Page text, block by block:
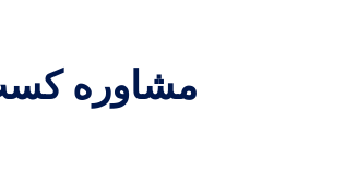
مشاوره